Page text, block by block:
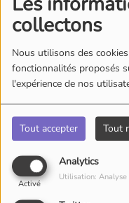
collectons
Nous utilisons des
fonctionnalités proposés
l'expérience de nos
Tout accepter Tout
Analytics
Activé
Utilisation: Analyse